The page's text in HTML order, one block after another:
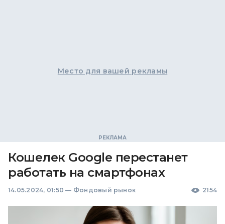
Место для вашей рекламы
Кошелек Google перестанет
работать на смартфонах
14.05.2024, 01:50 — Фондовый рынок 2154